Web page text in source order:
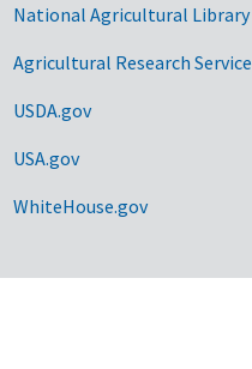
National Agricultural Library
Agricultural Research Service
USDA.gov
USA.gov
WhiteHouse.gov